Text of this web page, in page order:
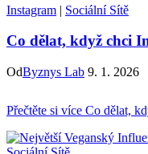
Instagram | Sociální Sítě
Co dělat, když chci
OdByznys Lab 9. 1. 2026
Přečtěte si více Co dělat,